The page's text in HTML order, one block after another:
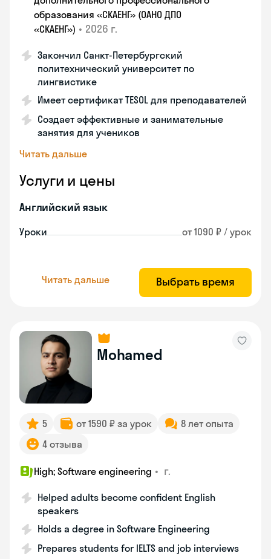
образования «СКАЕНГ» (ОАНО ДПО
«СКАЕНГ») • 2026 г.
Закончил Санкт-Петербургский
политехнический университет по
лингвистике
Имеет сертификат TESOL для преподавателей
Создает эффективные и занимательные
занятия для учеников
Читать дальше
Услуги и цены
Английский язык
Уроки от 1090 ₽ / урок
Читать дальше Выбрать время
Mohamed
5 от 1590 ₽ за урок
8 лет опыта
4 отзыва
High; Software engineering • г.
Helped adults become confident English
speakers
Holds a degree in Software Engineering
Prepares students for IELTS and job interviews